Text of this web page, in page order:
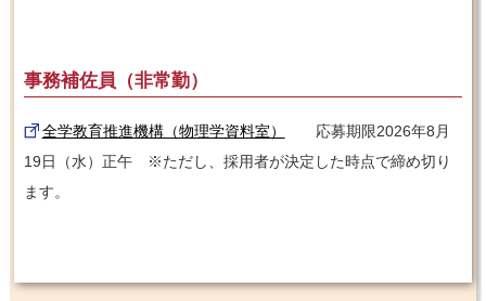
事務補佐員（非常勤）
全学教育推進機構（物理学資料室）
応募期限2026年8月
19日（水）正午 ※ただし、採用者が決定した時点で締め切り
ます。